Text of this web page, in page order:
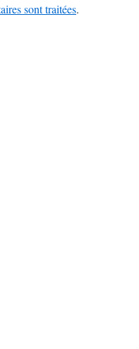
sont traitées.